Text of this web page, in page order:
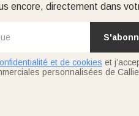
encore, directement dans
et de cookies et
personnalisées de